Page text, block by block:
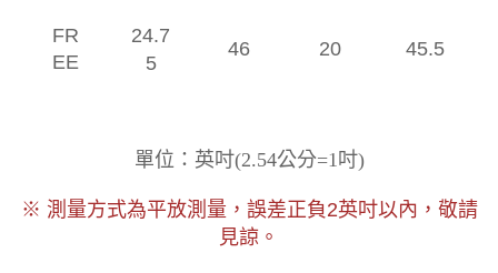
FR
EE
24.7
5
46 20 45.5
單位：英吋(2.54公分=1吋)
※ 測量方式為平放測量，誤差正負2英吋以內，敬請
見諒。